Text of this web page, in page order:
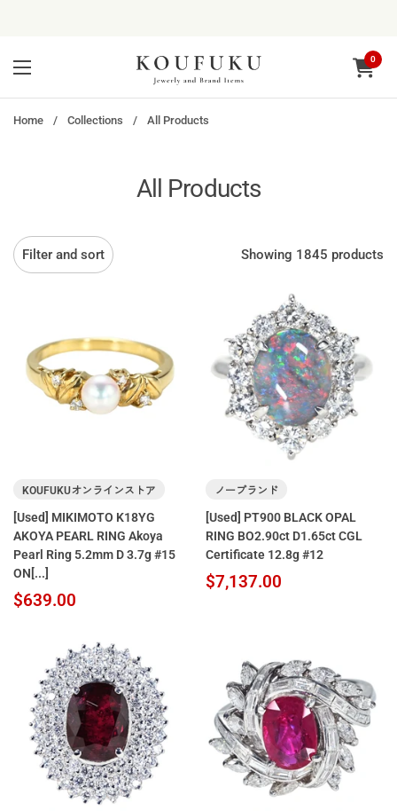
Open
0
Open menu
Home / Collections / All Products
All Products
Filter and sort Showing 1845 products
KOUFUKUオンラインストア
[Used] MIKIMOTO K18YG
AKOYA PEARL RING Akoya
Pearl Ring 5.2mm D 3.7g #15
ON[...]
$639.00
ノーブランド
[Used] PT900 BLACK OPAL
RING BO2.90ct D1.65ct CGL
Certificate 12.8g #12
$7,137.00